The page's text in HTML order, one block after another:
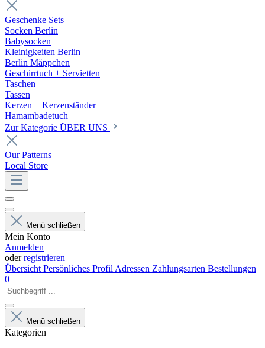
Geschenke Sets
Socken Berlin
Babysocken
Kleinigkeiten Berlin
Berlin Mäppchen
Geschirrtuch + Servietten
Taschen
Tassen
Kerzen + Kerzenständer
Hamambadetuch
Zur Kategorie ÜBER UNS
Our Patterns
Local Store
Menü schließen
Mein Konto
Anmelden
oderregistrieren
Übersicht Persönliches Profil Adressen Zahlungsarten Bestellungen
0
Menü schließen
Kategorien